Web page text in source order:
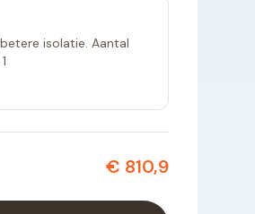
isolatie. Aantal
€ 810,9